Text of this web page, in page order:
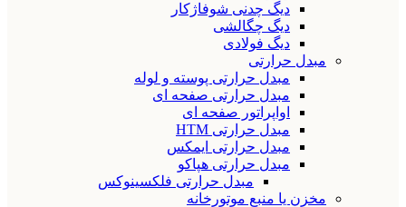
دیگ چدنی شوفاژکار
دیگ چگالشی
دیگ فولادی
مبدل حرارتی
مبدل حرارتی پوسته و لوله
مبدل حرارتی صفحه ای
اواپراتور صفحه ای
مبدل حرارتی HTM
مبدل حرارتی ایمکس
مبدل حرارتی هپاکو
مبدل حرارتی فلکسینوکس
مخزن یا منبع موتورخانه